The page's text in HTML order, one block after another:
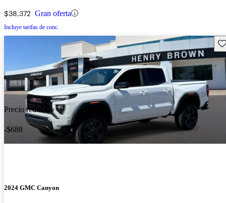
$38,372 Gran oferta
Incluye tarifas de conc.
Precio reducido
-$688
2024 GMC Canyon